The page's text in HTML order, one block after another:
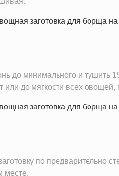
до минимального и тушить
или до мягкости всех
по предварительно
месте.